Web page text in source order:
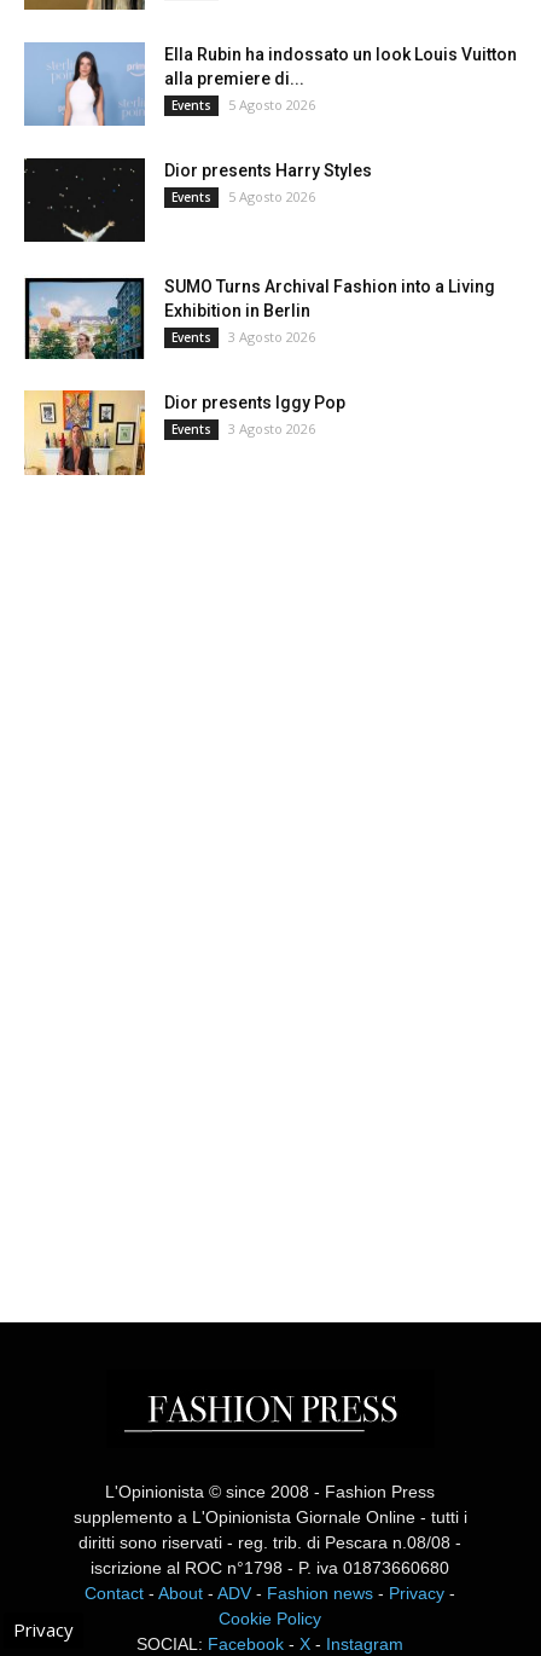
Ella Rubin ha indossato un look Louis Vuitton
alla premiere di...
Events 5 Agosto 2026
Dior presents Harry Styles
Events 5 Agosto 2026
SUMO Turns Archival Fashion into a Living
Exhibition in Berlin
Events 3 Agosto 2026
Dior presents Iggy Pop
Events 3 Agosto 2026
L'Opinionista © since 2008 - Fashion Press
supplemento a L'Opinionista Giornale Online - tutti i
diritti sono riservati - reg. trib. di Pescara n.08/08 -
iscrizione al ROC n°1798 - P. iva 01873660680
Contact -About -ADV - Fashion news - Privacy -
Cookie Policy
SOCIAL: Facebook -X - Instagram
Privacy